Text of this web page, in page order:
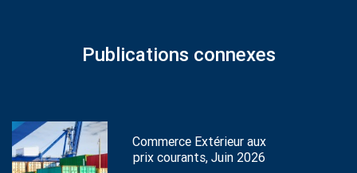
Publications connexes
Commerce Extérieur aux
prix courants, Juin 2026